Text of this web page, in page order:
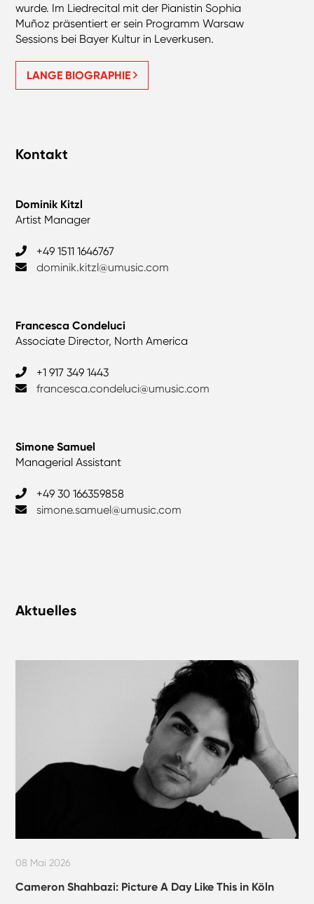
wurde. Im Liedrecital mit der Pianistin Sophia
Muñoz präsentiert er sein Programm Warsaw
Sessions bei Bayer Kultur in Leverkusen.
LANGE BIOGRAPHIE
Kontakt
Dominik Kitzl
Artist Manager
‎+49 1511 1646767
dominik.kitzl@umusic.com
Francesca Condeluci
Associate Director, North America
+1 917 349 1443
francesca.condeluci@umusic.com
Simone Samuel
Managerial Assistant
+49 30 166359858
simone.samuel@umusic.com
Aktuelles
08 Mai 2026
Cameron Shahbazi: Picture A Day Like This in Köln